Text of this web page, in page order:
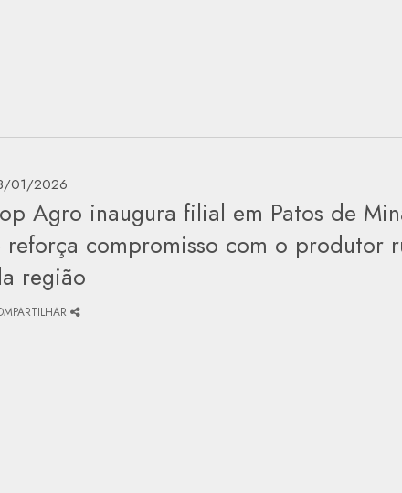
01/2026
Agro inaugura filial em Patos de
reforça compromisso com o produtor
região